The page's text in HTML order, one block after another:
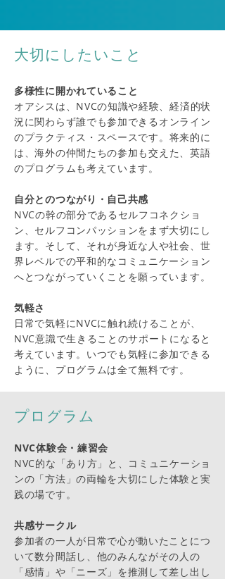
大切にしたいこと
多様性に開かれていること
オアシスは、NVCの知識や経験、経済的状
況に関わらず誰でも参加できるオンライン
のプラクティス・スペースです。将来的に
は、海外の仲間たちの参加も交えた、英語
のプログラムも考えています。
自分とのつながり・自己共感
NVCの幹の部分であるセルフコネクショ
ン、セルフコンパッションをまず大切にし
ます。そして、それが身近な人や社会、 世
界レベルでの平和的なコミュニケーション
へとつながっていくことを願っています。
気軽さ
日常で気軽にNVCに触れ続けることが、
NVC意識で生きることのサポートになると
考えています。いつでも気軽に参加できる
ように、プログラムは全て無料です。
プログラム
NVC体験会・練習会
NVC的な「あり方」と、コミュニケーショ
ンの「方法」の両輪を大切にした体験と 実
践の場です。
共感サークル
参加者の一人が日常で心が動いたことにつ
いて数分間話し、他のみんながその人の
「感情」や「ニーズ」を推測して差し出し